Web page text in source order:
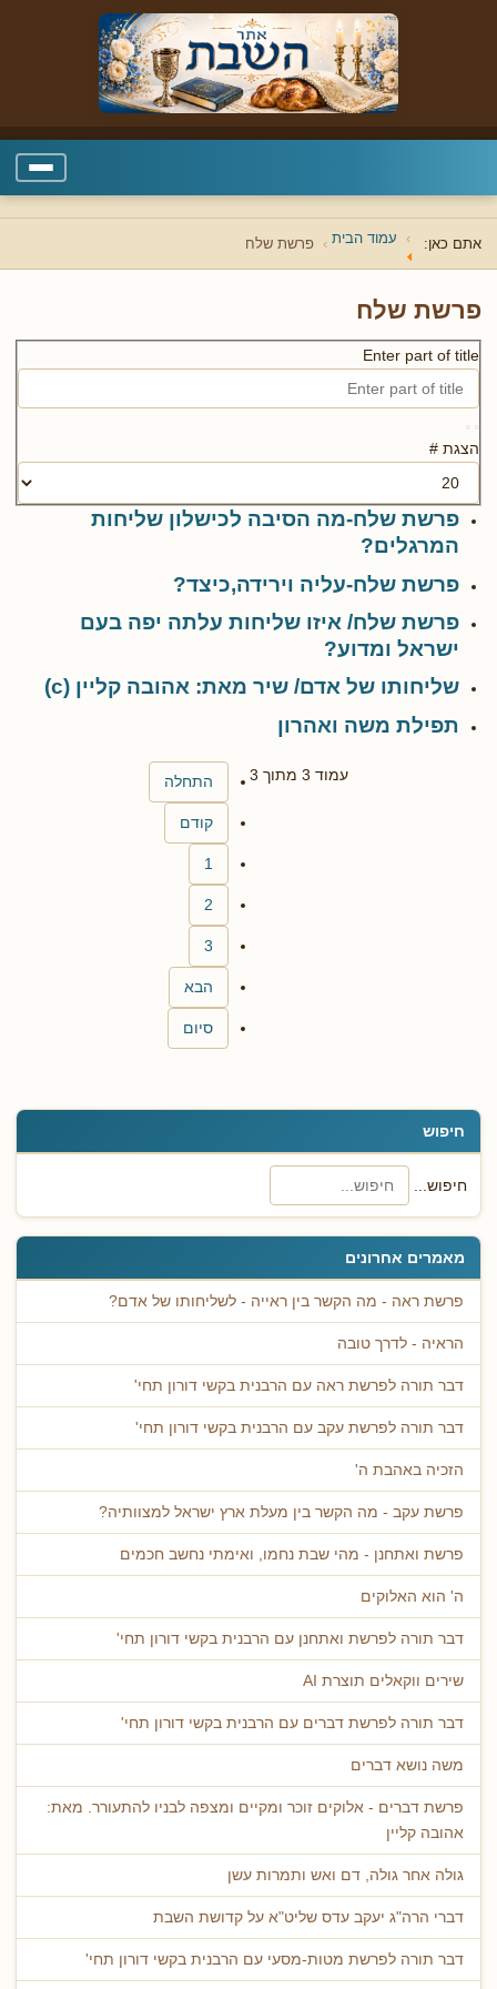
אתם כאן: עמוד הבית פרשת שלח
חיפוש
חיפוש...
מאמרים אחרונים
פרשת ראה - מה הקשר בין ראייה - לשליחותו של אדם?
הראיה - לדרך טובה
דבר תורה לפרשת ראה עם הרבנית בקשי דורון תחי'
דבר תורה לפרשת עקב עם הרבנית בקשי דורון תחי'
הזכיה באהבת ה'
פרשת עקב - מה הקשר בין מעלת ארץ ישראל למצוותיה?
פרשת ואתחנן - מהי שבת נחמו, ואימתי נחשב חכמים
ה' הוא האלוקים
דבר תורה לפרשת ואתחנן עם הרבנית בקשי דורון תחי'
שירים ווקאלים תוצרת AI
דבר תורה לפרשת דברים עם הרבנית בקשי דורון תחי'
משה נושא דברים
פרשת דברים - אלוקים זוכר ומקיים ומצפה לבניו להתעורר. מאת:
אהובה קליין
גולה אחר גולה, דם ואש ותמרות עשן
דברי הרה"ג יעקב עדס שליט"א על קדושת השבת
דבר תורה לפרשת מטות-מסעי עם הרבנית בקשי דורון תחי'
פרשת שלח
Enter part of title
הצגת #
פרשת שלח-מה הסיבה לכישלון שליחות
המרגלים?
פרשת שלח-עליה וירידה,כיצד?
פרשת שלח/ איזו שליחות עלתה יפה בעם
ישראל ומדוע?
שליחותו של אדם/ שיר מאת: אהובה קליין (c)
תפילת משה ואהרון
עמוד 3 מתוך 3 התחלה
קודם
1
2
3
הבא
סיום